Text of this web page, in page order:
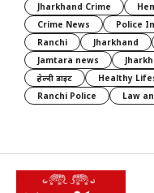
Jharkhand Crime
Crime News
Police
Ranchi
Jharkhand
Jamtara news
हेल्दी डाइट
Healthy
Ranchi Police
Law